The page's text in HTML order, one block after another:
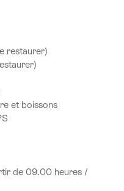
restaurer)
et boissons
de 09.00 heures /